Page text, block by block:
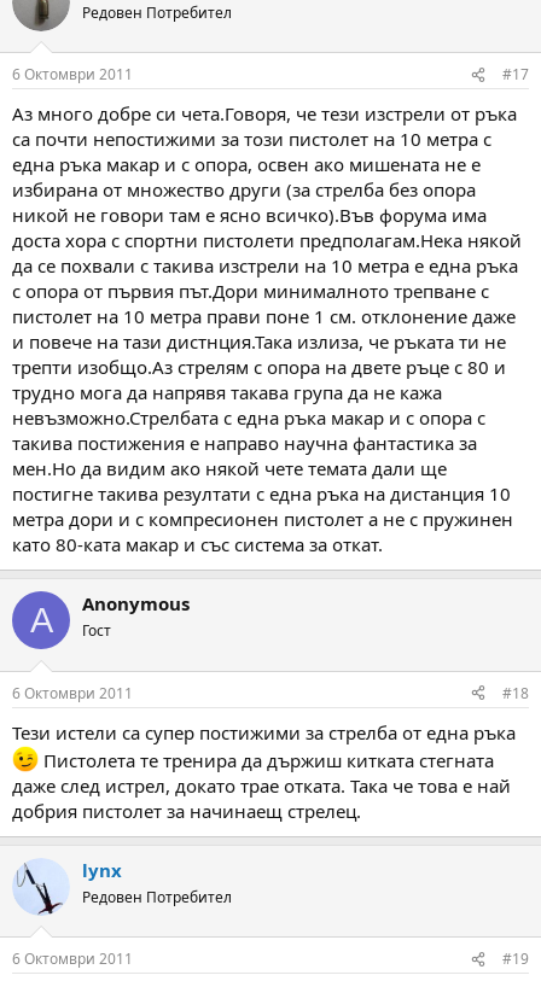
Редовен Потребител
6 Октомври 2011 #17
Аз много добре си чета.Говоря, че тези изстрели от ръка
са почти непостижими за този пистолет на 10 метра с
една ръка макар и с опора, освен ако мишената не е
избирана от множество други (за стрелба без опора
никой не говори там е ясно всичко).Във форума има
доста хора с спортни пистолети предполагам.Нека някой
да се похвали с такива изстрели на 10 метра е една ръка
с опора от първия път.Дори минималното трепване с
пистолет на 10 метра прави поне 1 см. отклонение даже
и повече на тази дистнция.Така излиза, че ръката ти не
трепти изобщо.Аз стрелям с опора на двете ръце с 80 и
трудно мога да напрявя такава група да не кажа
невъзможно.Стрелбата с една ръка макар и с опора с
такива постижения е направо научна фантастика за
мен.Но да видим ако някой чете темата дали ще
постигне такива резултати с една ръка на дистанция 10
метра дори и с компресионен пистолет а не с пружинен
като 80-ката макар и със система за откат.
A Anonymous
Гост
6 Октомври 2011 #18
Тези истели са супер постижими за стрелба от една ръка
Пистолета те тренира да държиш китката стегната
даже след истрел, докато трае отката. Така че това е най
добрия пистолет за начинаещ стрелец.
lynx
Редовен Потребител
6 Октомври 2011 #19